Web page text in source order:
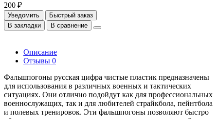
200 ₽
Уведомить
Быстрый заказ
В закладки
В сравнение
Описание
Отзывы 0
Фальшпогоны русская цифра чистые пластик предназначены
для использования в различных военных и тактических
ситуациях. Они отлично подойдут как для профессиональных
военнослужащих, так и для любителей страйкбола, пейнтбола
и полевых тренировок. Эти фальшпогоны позволяют быстро